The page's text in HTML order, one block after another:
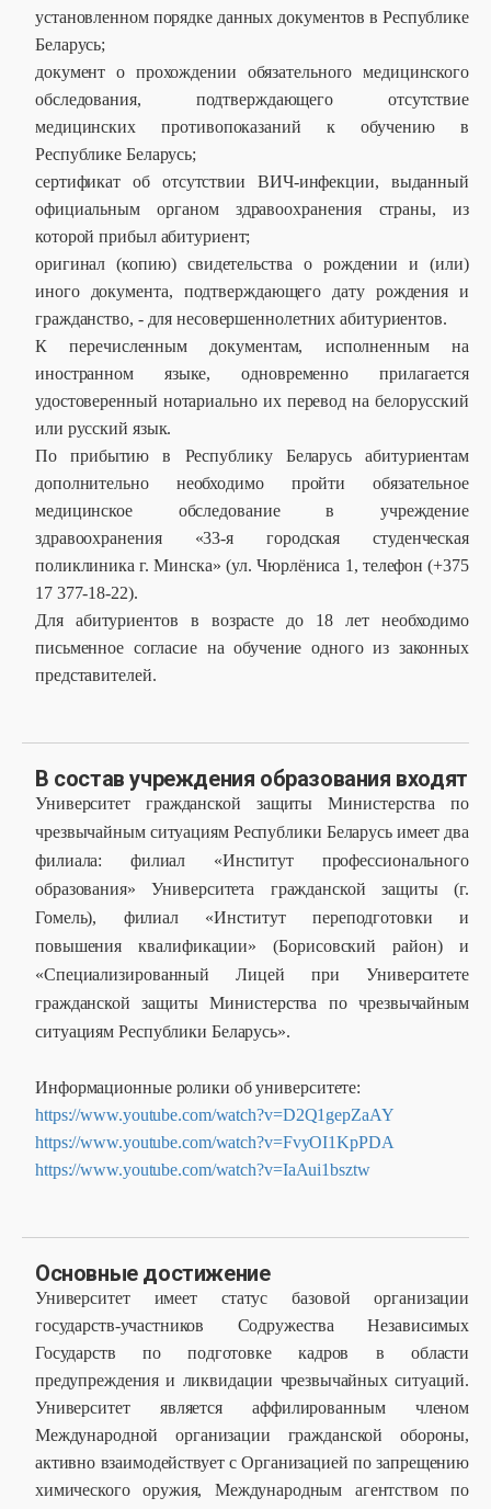
установленном порядке данных документов в Республике
Беларусь;
документ о прохождении обязательного медицинского
обследования, подтверждающего отсутствие
медицинских противопоказаний к обучению в
Республике Беларусь;
сертификат об отсутствии ВИЧ-инфекции, выданный
официальным органом здравоохранения страны, из
которой прибыл абитуриент;
оригинал (копию) свидетельства о рождении и (или)
иного документа, подтверждающего дату рождения и
гражданство, - для несовершеннолетних абитуриентов.
К перечисленным документам, исполненным на
иностранном языке, одновременно прилагается
удостоверенный нотариально их перевод на белорусский
или русский язык.
По прибытию в Республику Беларусь абитуриентам
дополнительно необходимо пройти обязательное
медицинское обследование в учреждение
здравоохранения «33-я городская студенческая
поликлиника г. Минска» (ул. Чюрлёниса 1, телефон (+375
17 377-18-22).
Для абитуриентов в возрасте до 18 лет необходимо
письменное согласие на обучение одного из законных
представителей.
В состав учреждения образования входят
Университет гражданской защиты Министерства по
чрезвычайным ситуациям Республики Беларусь имеет два
филиала: филиал «Институт профессионального
образования» Университета гражданской защиты (г.
Гомель), филиал «Институт переподготовки и
повышения квалификации» (Борисовский район) и
«Специализированный Лицей при Университете
гражданской защиты Министерства по чрезвычайным
ситуациям Республики Беларусь».
Информационные ролики об университете:
https://www.youtube.com/watch?v=D2Q1gepZaAY
https://www.youtube.com/watch?v=FvyOI1KpPDA
https://www.youtube.com/watch?v=IaAui1bsztw
Основные достижение
Университет имеет статус базовой организации
государств-участников Содружества Независимых
Государств по подготовке кадров в области
предупреждения и ликвидации чрезвычайных ситуаций.
Университет является аффилированным членом
Международной организации гражданской обороны,
активно взаимодействует с Организацией по запрещению
химического оружия, Международным агентством по